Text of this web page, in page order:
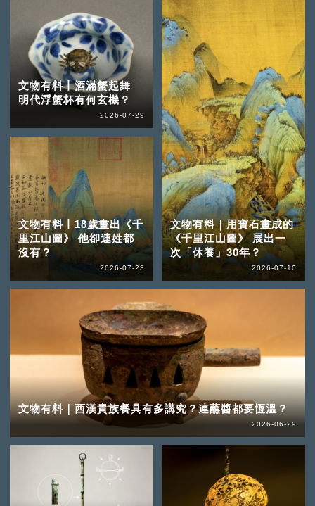
文物有料丨酒滿蟹起舞
明代浮蟹杯有何玄機？
2026-07-29
文物有料丨18歲畫出《千
里江山圖》 他卻連姓都
沒有？
2026-07-23
文物有料｜用寶石畫成的
《千里江山圖》 展出一
次「休養」30年？
2026-07-10
文物有料｜西漢貴族餐具有多講究？連蘸醬都要恆溫？
2026-06-29